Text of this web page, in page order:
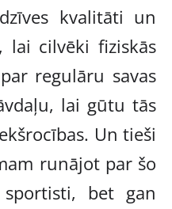
kvalitāti un
lai cilvēki fiziskās
regulāru savas
lai gūtu tās
Un tieši
runājot par šo
bet gan